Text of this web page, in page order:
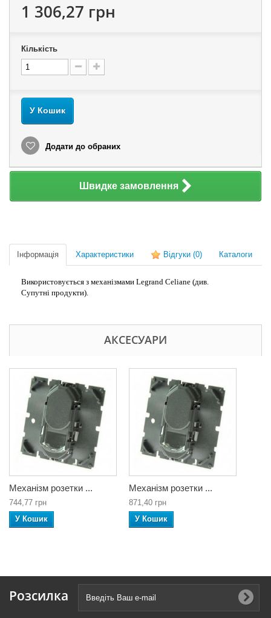
1 306,27 грн
Кількість
У Кошик
Додати до обраних
Швидке замовлення
Інформація Характеристики Відгуки (0) Каталоги
Використовується з механізмами Legrand Celiane (див.
Супутні продукти).
АКСЕСУАРИ
Механізм розетки ...
744,77 грн
У Кошик
Механізм розетки ...
871,40 грн
У Кошик
Розсилка